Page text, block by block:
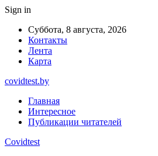
Sign in
Суббота, 8 августа, 2026
Контакты
Лента
Карта
covidtest.by
Главная
Интересное
Публикации читателей
Covidtest